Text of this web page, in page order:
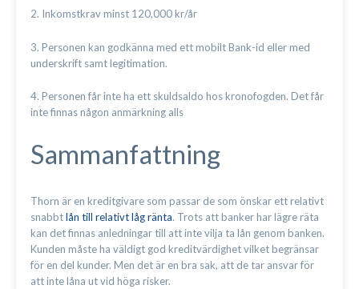
2. Inkomstkrav minst 120,000 kr/år
3. Personen kan godkänna med ett mobilt Bank-id eller med
underskrift samt legitimation.
4. Personen får inte ha ett skuldsaldo hos kronofogden. Det får
inte finnas någon anmärkning alls
Sammanfattning
Thorn är en kreditgivare som passar de som önskar ett relativt
snabbtlån till relativt låg ränta. Trots att banker har lägre räta
kan det finnas anledningar till att inte vilja ta lån genom banken.
Kunden måste ha väldigt god kreditvärdighet vilket begränsar
för en del kunder. Men det är en bra sak, att de tar ansvar för
att inte låna ut vid höga risker.